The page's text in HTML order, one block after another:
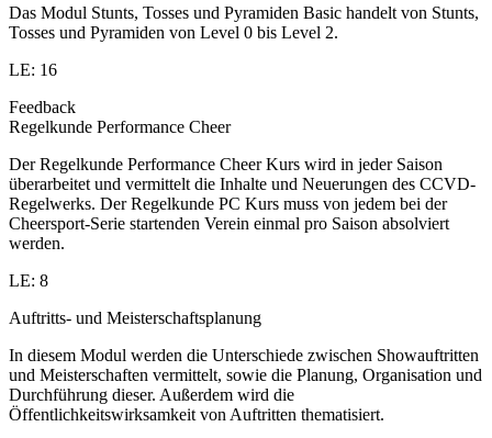
Das Modul Stunts, Tosses und Pyramiden Basic handelt von Stunts,
Tosses und Pyramiden von Level 0 bis Level 2.
LE: 16
Feedback
Regelkunde Performance Cheer
Der Regelkunde Performance Cheer Kurs wird in jeder Saison
überarbeitet und vermittelt die Inhalte und Neuerungen des CCVD-
Regelwerks. Der Regelkunde PC Kurs muss von jedem bei der
Cheersport-Serie startenden Verein einmal pro Saison absolviert
werden.
LE: 8
Auftritts- und Meisterschaftsplanung
In diesem Modul werden die Unterschiede zwischen Showauftritten
und Meisterschaften vermittelt, sowie die Planung, Organisation und
Durchführung dieser. Außerdem wird die
Öffentlichkeitswirksamkeit von Auftritten thematisiert.